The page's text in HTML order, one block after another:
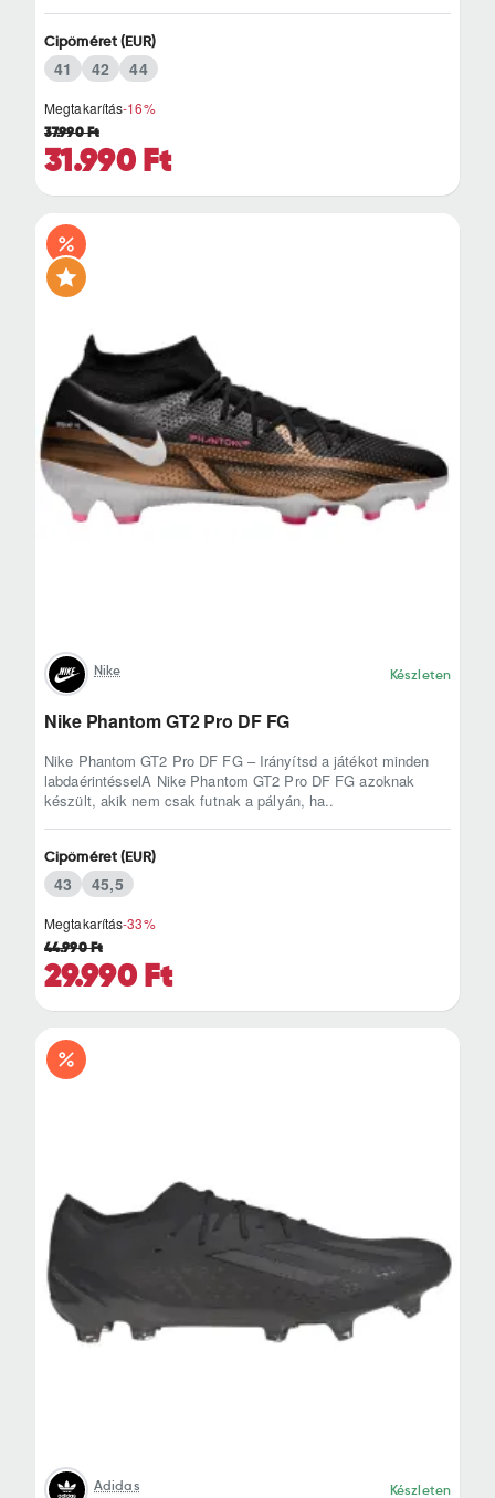
Megtakarítás-16%
31.990 Ft
37.990 Ft
Cipőméret (EUR)
41 42 44
Nike Készleten
Nike Phantom GT2 Pro DF FG
Nike Phantom GT2 Pro DF FG – Irányítsd a játékot minden
labdaérintésselA Nike Phantom GT2 Pro DF FG azoknak
készült, akik nem csak futnak a pályán, ha..
Megtakarítás-33%
29.990 Ft
44.990 Ft
Cipőméret (EUR)
43 45,5
Adidas Készleten